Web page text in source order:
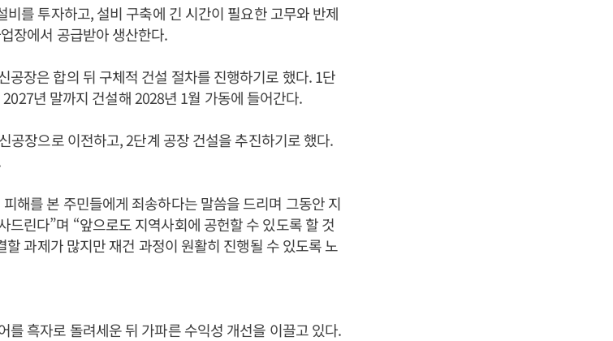
를 투자하고, 설비 구축에 긴 시간이 필요한 고무와 반제
장에서 공급받아 생산한다.
공장은 합의 뒤 구체적 건설 절차를 진행하기로 했다. 1단
년 말까지 건설해 2028년 1월 가동에 들어간다.
공장으로 이전하고, 2단계 공장 건설을 추진하기로 했다.
해를 본 주민들에게 죄송하다는 말씀을 드리며 그동안 지
드린다”며 “앞으로도 지역사회에 공헌할 수 있도록 할 것
과제가 많지만 재건 과정이 원활히 진행될 수 있도록 노
를 흑자로 돌려세운 뒤 가파른 수익성 개선을 이끌고 있다.